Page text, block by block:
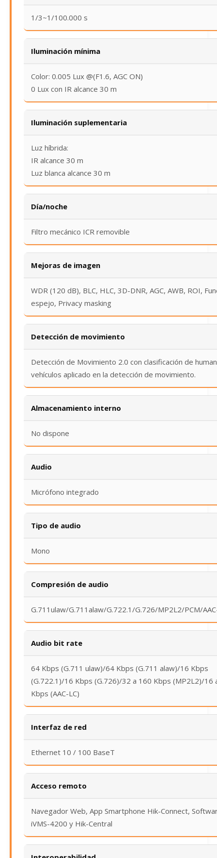
1/3~1/100.000 s
Iluminación mínima
Color: 0.005 Lux @(F1.6, AGC ON)
0 Lux con IR alcance 30 m
Iluminación suplementaria
Luz híbrida:
IR alcance 30 m
Luz blanca alcance 30 m
Día/noche
Filtro mecánico ICR removible
Mejoras de imagen
WDR (120 dB), BLC, HLC, 3D-DNR, AGC, AWB, ROI,
espejo, Privacy masking
Detección de movimiento
Detección de Movimiento 2.0 con clasificación de
vehículos aplicado en la detección de movimiento.
Almacenamiento interno
No dispone
Audio
Micrófono integrado
Tipo de audio
Mono
Compresión de audio
G.711ulaw/G.711alaw/G.722.1/G.726/MP2L2/PCM/
Audio bit rate
64 Kbps (G.711 ulaw)/64 Kbps (G.711 alaw)/16 Kbps
(G.722.1)/16 Kbps (G.726)/32 a 160 Kbps (MP2L2)/16
Kbps (AAC-LC)
Interfaz de red
Ethernet 10 / 100 BaseT
Acceso remoto
Navegador Web, App Smartphone Hik-Connect,
iVMS-4200 y Hik-Central